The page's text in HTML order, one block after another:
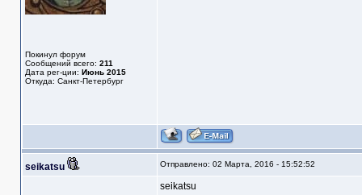
Покинул форум
Сообщений всего: 211
Дата рег-ции: Июнь 2015
Откуда: Санкт-Петербург
seikatsu Отправлено: 02 Марта, 2016 - 15:52:52
seikatsu